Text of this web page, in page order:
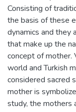
Consisting of
the basis of these
dynamics and they
that make up the
concept of mother.
world and Turkish
considered sacred
mother is
study, the mothers